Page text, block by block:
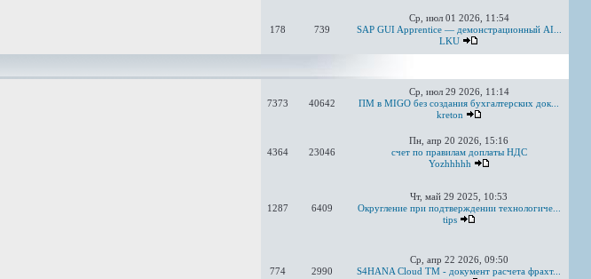
178 739
Ср, июл 01 2026, 11:54
SAP GUI Apprentice — демонстрационный AI...
LKU
7373 40642
Ср, июл 29 2026, 11:14
ПМ в MIGO без создания бухгалтерских док...
kreton
4364 23046
Пн, апр 20 2026, 15:16
счет по правилам доплаты НДС
Yozhhhhh
1287 6409
Чт, май 29 2025, 10:53
Округление при подтверждении технологиче...
tips
774 2990
Ср, апр 22 2026, 09:50
S4HANA Cloud TM - документ расчета фрахт...